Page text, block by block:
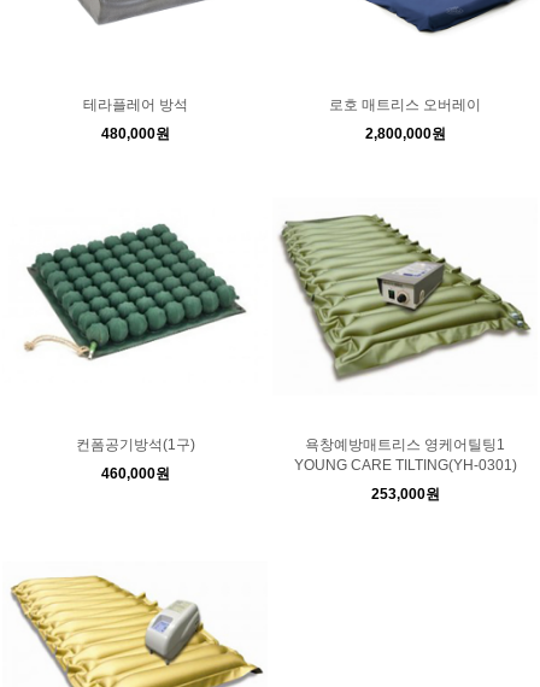
테라플레어 방석
480,000원
로호 매트리스 오버레이
2,800,000원
컨폼공기방석(1구)
460,000원
욕창예방매트리스 영케어틸팅1
YOUNG CARE TILTING(YH-0301)
253,000원